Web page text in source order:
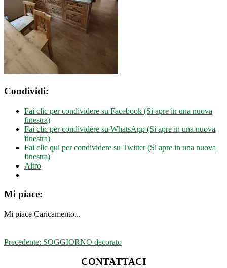
Condividi:
Fai clic per condividere su Facebook (Si apre in una nuova
finestra)
Fai clic per condividere su WhatsApp (Si apre in una nuova
finestra)
Fai clic qui per condividere su Twitter (Si apre in una nuova
finestra)
Altro
Mi piace:
Mi piace Caricamento...
Navigazione
Precedente: Articolo
SOGGIORNO decorato
CONTATTACI